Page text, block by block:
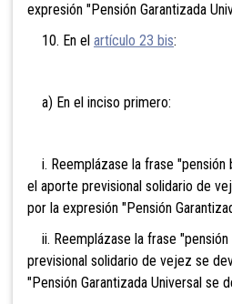
expresión "Pensión Garantizada
10. En el artículo 23 bis:
a) En el inciso primero:
i. Reemplázase la frase "pensión
el aporte previsional solidario de
por la expresión "Pensión
ii. Reemplázase la frase
previsional solidario de vejez se
"Pensión Garantizada Universal se